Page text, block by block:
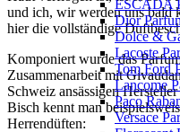
ESCADA
Dior
Dolce &
Lacoste
Tom Ford
Lancome
Paco
Versace
und ich, wir werden uns bald
hier die vollständige
Komponiert wurde das
Zusammenarbeit mit
Schweiz ansässigen
Bisch kennt man
Herrendüften: